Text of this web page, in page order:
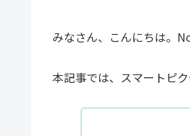
みなさん、こんにちは。
本記事では、スマートピ